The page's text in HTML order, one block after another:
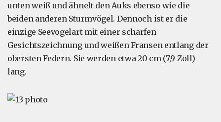
unten weiß und ähnelt den Auks ebenso wie die
beiden anderen Sturmvögel. Dennoch ist er die
einzige Seevogelart mit einer scharfen
Gesichtszeichnung und weißen Fransen entlang der
obersten Federn. Sie werden etwa 20 cm (7,9 Zoll)
lang.